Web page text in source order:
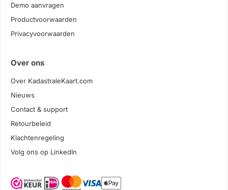
Demo aanvragen
Productvoorwaarden
Privacyvoorwaarden
Over ons
Over KadastraleKaart.com
Nieuws
Contact & support
Retourbeleid
Klachtenregeling
Volg ons op LinkedIn